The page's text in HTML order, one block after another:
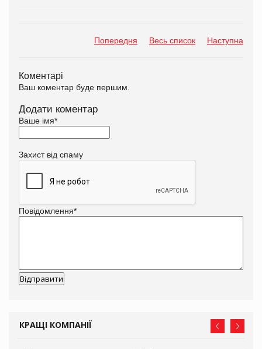
Попередня Весь список Наступна
Коментарі
Ваш коментар буде першим.
Додати коментар
Ваше імя*
Захист від спаму
Повідомлення*
КРАЩІ КОМПАНІЇ